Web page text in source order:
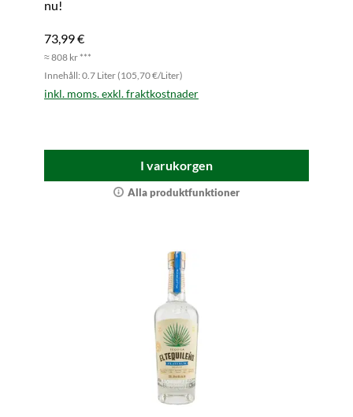
nu!
73,99 €
≈ 808 kr ***
Innehåll: 0.7 Liter (105,70 €/Liter)
inkl. moms. exkl. fraktkostnader
I varukorgen
Alla produktfunktioner